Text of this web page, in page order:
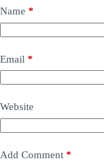
Name *
Email *
Website
Add Comment *